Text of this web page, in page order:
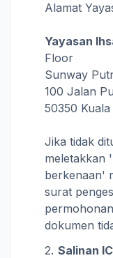
Alamat
Yayasan
Floor
Sunway
100 Jalan
50350
Jika tidak
meletakkan
berkenaan'
surat
dokumen
Salinan